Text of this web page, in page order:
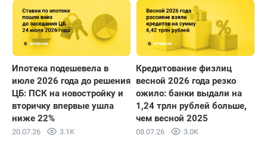
Ипотека подешевела в
июле 2026 года до решения
ЦБ: ПСК на новостройку и
вторичку впервые ушла
ниже 22%
20.07.26 3.1K
Кредитование физлиц
весной 2026 года резко
ожило: банки выдали на
1,24 трлн рублей больше,
чем весной 2025
08.07.26 3.0K